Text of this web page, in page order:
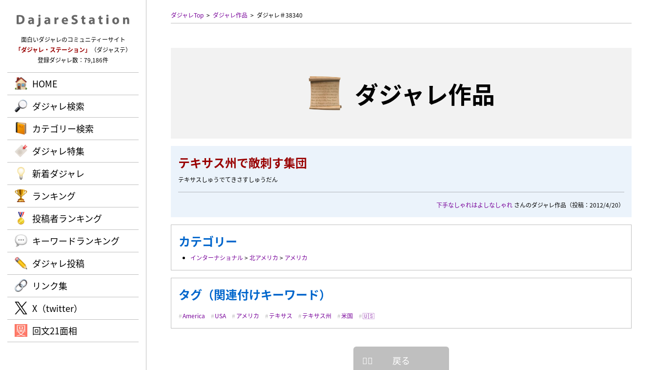
面白いダジャレのコミュニティーサイト
「ダジャレ・ステーション」
（ダジャステ）
登録ダジャレ数：79,186件
HOME
ダジャレ検索
カテゴリー検索
ダジャレ特集
新着ダジャレ
ランキング
投稿者ランキング
キーワードランキング
ダジャレ投稿
リンク集
X（twitter）
回文21面相
ダジャレTop ダジャレ作品 ダジャレ＃38340
ダジャレ作品
テキサス州で敵刺す集団
テキサスしゅうでてきさすしゅうだん
下手なしゃれはよしなしゃれ さんのダジャレ作品 （投稿：2012/4/20）
カテゴリー
インターナショナル>北アメリカ > アメリカ
タグ（関連付けキーワード）
America USA アメリカ テキサス テキサス州 米国 🇺🇸
戻る